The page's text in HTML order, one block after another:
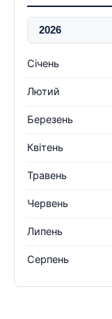
Січень
Лютий
Березень
Квітень
Травень
Червень
Липень
Серпень